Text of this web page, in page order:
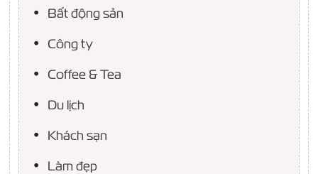
Bất động sản
Công ty
Coffee & Tea
Du lịch
Khách sạn
Làm đẹp